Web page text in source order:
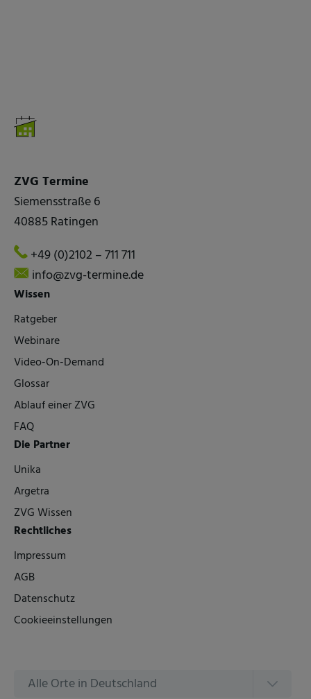
ZVG Termine
Siemensstraße 6
40885 Ratingen
+49 (0)2102 – 711 711
info@zvg-termine.de
Wissen
Ratgeber
Webinare
Video-On-Demand
Glossar
Ablauf einer ZVG
FAQ
Die Partner
Unika
Argetra
ZVG Wissen
Rechtliches
Impressum
AGB
Datenschutz
Cookieeinstellungen
Alle Orte in Deutschland